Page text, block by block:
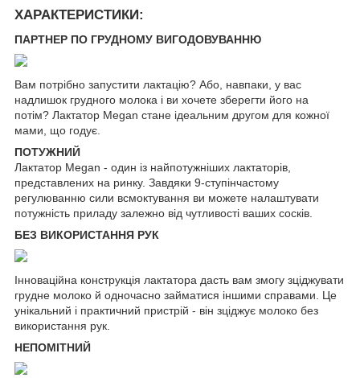
ХАРАКТЕРИСТИКИ:
ПАРТНЕР ПО ГРУДНОМУ ВИГОДОВУВАННЮ
Вам потрібно запустити лактацію? Або, навпаки, у вас
надлишок грудного молока і ви хочете зберегти його на
потім? Лактатор Megan стане ідеальним другом для кожної
мами, що годує.
ПОТУЖНИЙ
Лактатор Megan - один із найпотужніших лактаторів,
представлених на ринку. Завдяки 9-ступінчастому
регулюванню сили всмоктування ви можете налаштувати
потужність приладу залежно від чутливості ваших сосків.
БЕЗ ВИКОРИСТАННЯ РУК
Інноваційна конструкція лактатора дасть вам змогу зціджувати
грудне молоко й одночасно займатися іншими справами. Це
унікальний і практичний пристрій - він зціджує молоко без
використання рук.
НЕПОМІТНИЙ